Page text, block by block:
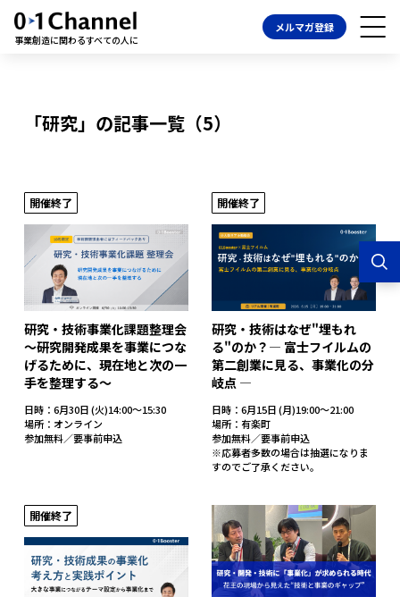
事業創造に関わるすべての人に
メルマガ登録
「研究」の記事一覧（5）
開催終了
研究・技術事業化課題整理会
～研究開発成果を事業につな
げるために、現在地と次の一
手を整理する～
日時：6月30日 (火)14:00～15:30
場所：オンライン
参加無料／要事前申込
開催終了
研究・技術はなぜ"埋もれ
る"のか？― 富士フイルムの
第二創業に見る、事業化の分
岐点 ―
日時：6月15日 (月)19:00～21:00
場所：有楽町
参加無料／要事前申込
※応募者多数の場合は抽選になりま
すのでご了承ください。
開催終了